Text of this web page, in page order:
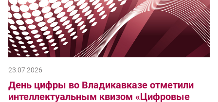
23.07.2026
День цифры во Владикавказе отметили
интеллектуальным квизом «Цифровые